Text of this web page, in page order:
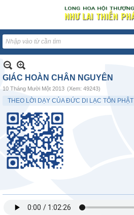
GIÁC HOÀN CHÂN NGUYÊN
10 Tháng Mười Một 2013 (Xem: 49243)
THEO LỜI DẠY CỦA ĐỨC DI LẠC TÔN PHẬT